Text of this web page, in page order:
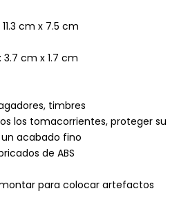
cm x 7.5 cm
cm x 1.7 cm
timbres
los tomacorrientes, proteger su
acabado fino
de ABS
para colocar artefactos